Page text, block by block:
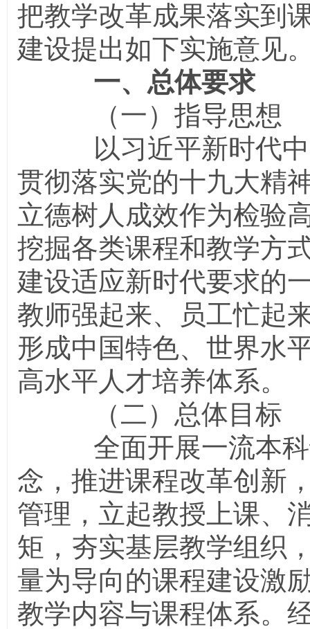
把教学改革成果落实到
建设提出如下实施意见
一、总体要求
（一）指导思想
以习近平新时代中
贯彻落实党的十九大精
立德树人成效作为检验
挖掘各类课程和教学方
建设适应新时代要求的
教师强起来、员工忙起
形成中国特色、世界水
高水平人才培养体系。
（二）总体目标
全面开展一流本科
念，推进课程改革创新
管理，立起教授上课、
矩，夯实基层教学组织
量为导向的课程建设激
教学内容与课程体系。